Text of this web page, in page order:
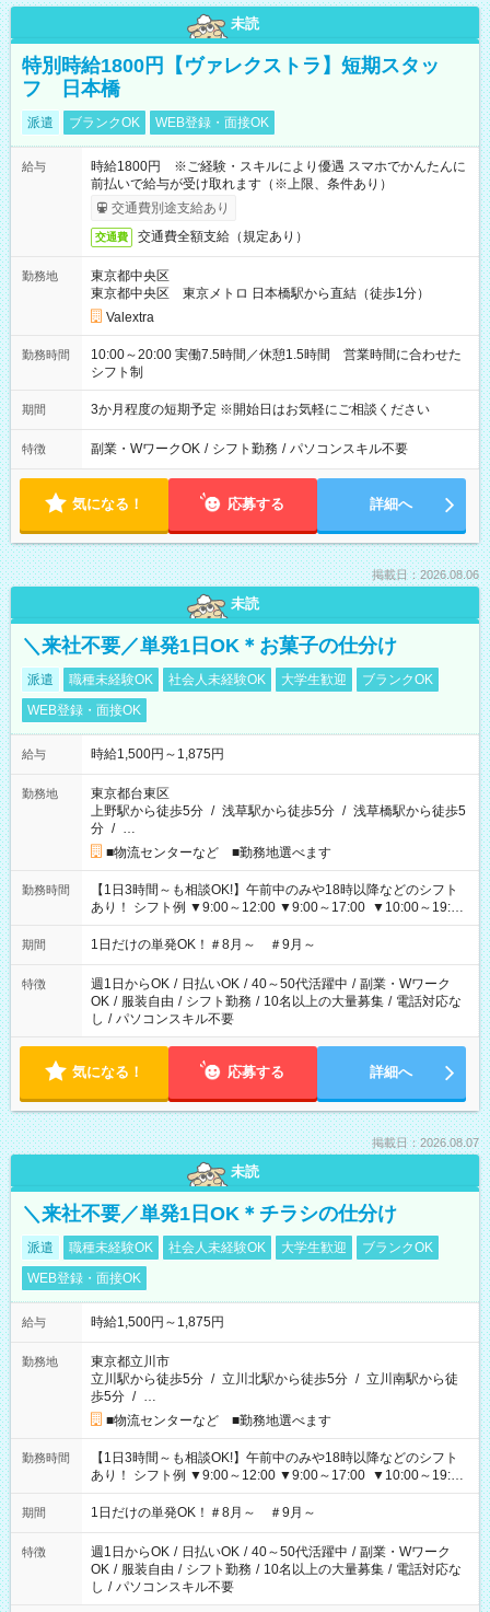
未読
特別時給1800円【ヴァレクストラ】短期スタッ
フ 日本橋
派遣 ブランクOK WEB登録・面接OK
給与
時給1800円 ※ご経験・スキルにより優遇 スマホでかんたんに
前払いで給与が受け取れます（※上限、条件あり）
交通費別途支給あり
交通費 交通費全額支給（規定あり）
勤務地
東京都中央区
東京都中央区 東京メトロ 日本橋駅から直結（徒歩1分）
Valextra
勤務時間
10:00～20:00 実働7.5時間／休憩1.5時間 営業時間に合わせた
シフト制
期間 3か月程度の短期予定 ※開始日はお気軽にご相談ください
特徴 副業・WワークOK / シフト勤務 / パソコンスキル不要
気になる！ 応募する 詳細へ
掲載日：2026.08.06
未読
＼来社不要／単発1日OK＊お菓子の仕分け
派遣 職種未経験OK 社会人未経験OK 大学生歓迎
ブランクOK
WEB登録・面接OK
給与 時給1,500円～1,875円
勤務地
東京都台東区
上野駅から徒歩5分 / 浅草駅から徒歩5分 / 浅草橋駅から徒歩5
分 / …
■物流センターなど ■勤務地選べます
勤務時間
【1日3時間～も相談OK!】午前中のみや18時以降などのシフト
あり！ シフト例 ▼9:00～12:00 ▼9:00～17:00 ▼10:00～19:00
▼18:00～21:00
期間 1日だけの単発OK！＃8月～ ＃9月～
特徴 週1日からOK / 日払いOK / 40～50代活躍中 / 副業・Wワーク
OK / 服装自由 / シフト勤務 / 10名以上の大量募集 / 電話対応な
し / パソコンスキル不要
気になる！ 応募する 詳細へ
掲載日：2026.08.07
未読
＼来社不要／単発1日OK＊チラシの仕分け
派遣 職種未経験OK 社会人未経験OK 大学生歓迎
ブランクOK
WEB登録・面接OK
給与 時給1,500円～1,875円
勤務地
東京都立川市
立川駅から徒歩5分 / 立川北駅から徒歩5分 / 立川南駅から徒
歩5分 / …
■物流センターなど ■勤務地選べます
勤務時間
【1日3時間～も相談OK!】午前中のみや18時以降などのシフト
あり！ シフト例 ▼9:00～12:00 ▼9:00～17:00 ▼10:00～19:00
▼18:00～21:00
期間 1日だけの単発OK！＃8月～ ＃9月～
特徴 週1日からOK / 日払いOK / 40～50代活躍中 / 副業・Wワーク
OK / 服装自由 / シフト勤務 / 10名以上の大量募集 / 電話対応な
し / パソコンスキル不要